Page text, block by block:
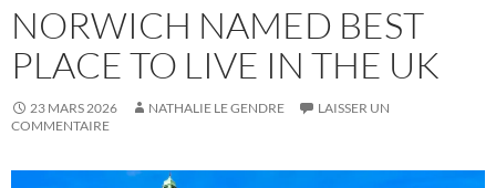
NORWICH NAMED BEST
PLACE TO LIVE IN THE UK
23 MARS 2026 NATHALIE LE GENDRE
LAISSER UN
COMMENTAIRE